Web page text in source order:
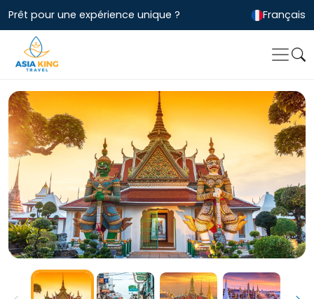
Prêt pour une expérience unique ? Français